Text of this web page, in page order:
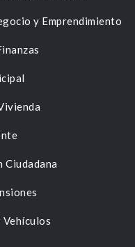
y Emprendimiento
Ciudadana